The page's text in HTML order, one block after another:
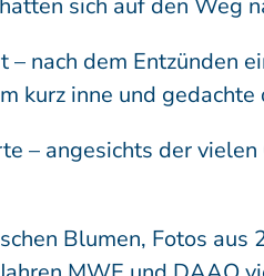
nach dem Entzünden
kurz inne und
– angesichts der vielen
Blumen, Fotos aus